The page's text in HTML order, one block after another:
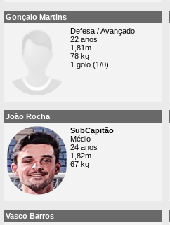
Gonçalo Martins
Defesa / Avançado
22 anos
1,81m
78 kg
1 golo (1/0)
João Rocha
SubCapitão
Médio
24 anos
1,82m
67 kg
Vasco Barros